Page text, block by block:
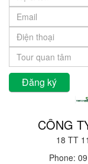
CÔNG
18 TT
Phone: